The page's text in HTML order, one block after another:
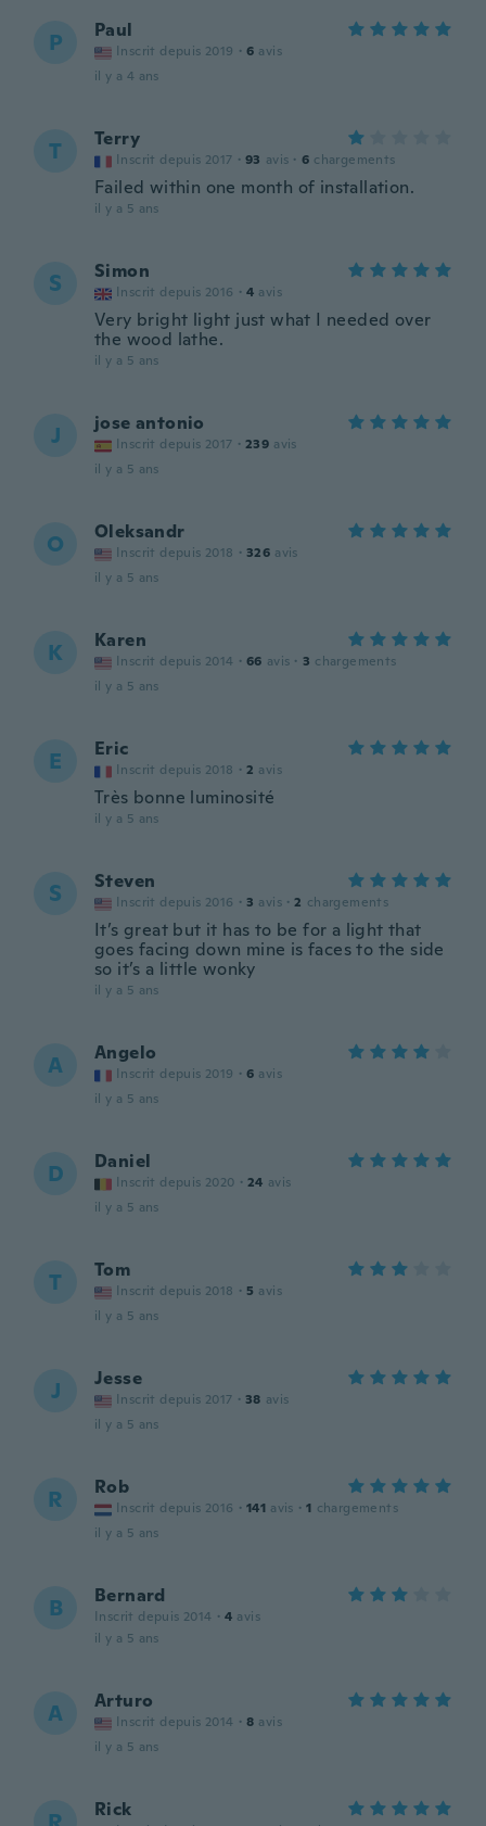
P Paul
Inscrit depuis 2019 · 6 avis
il y a 4 ans
T Terry
Inscrit depuis 2017 · 93 avis · 6 chargements
Failed within one month of installation.
il y a 5 ans
S Simon
Inscrit depuis 2016 · 4 avis
Very bright light just what I needed over
the wood lathe.
il y a 5 ans
J jose antonio
Inscrit depuis 2017 · 239 avis
il y a 5 ans
O Oleksandr
Inscrit depuis 2018 · 326 avis
il y a 5 ans
K Karen
Inscrit depuis 2014 · 66 avis · 3 chargements
il y a 5 ans
E Eric
Inscrit depuis 2018 · 2 avis
Très bonne luminosité
il y a 5 ans
S Steven
Inscrit depuis 2016 · 3 avis · 2 chargements
It’s great but it has to be for a light that
goes facing down mine is faces to the side
so it’s a little wonky
il y a 5 ans
A Angelo
Inscrit depuis 2019 · 6 avis
il y a 5 ans
D Daniel
Inscrit depuis 2020 · 24 avis
il y a 5 ans
T Tom
Inscrit depuis 2018 · 5 avis
il y a 5 ans
J Jesse
Inscrit depuis 2017 · 38 avis
il y a 5 ans
R Rob
Inscrit depuis 2016 · 141 avis · 1 chargements
il y a 5 ans
B Bernard
Inscrit depuis 2014 · 4 avis
il y a 5 ans
A Arturo
Inscrit depuis 2014 · 8 avis
il y a 5 ans
Rick